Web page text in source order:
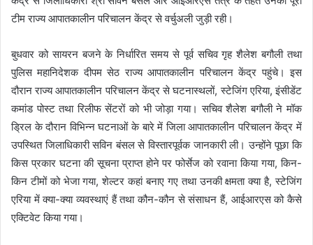
टीम राज्य आपातकालीन परिचालन केंद्र से वर्चुअली जुड़ी रही।
बुधवार को सायरन बजने के निर्धारित समय से पूर्व सचिव गृह शैलेश बगौली तथा
पुलिस महानिदेशक दीपम सेठ राज्य आपातकालीन परिचालन केंद्र पहुंचे। इस
दौरान राज्य आपातकालीन परिचालन केंद्र से घटनास्थलों, स्टेजिंग एरिया, इंसीडेंट
कमांड पोस्ट तथा रिलीफ सेंटरों को भी जोड़ा गया। सचिव शैलेश बगौली ने मॉक
ड्रिल के दौरान विभिन्न घटनाओं के बारे में जिला आपातकालीन परिचालन केंद्र में
उपस्थित जिलाधिकारी सविन बंसल से विस्तारपूर्वक जानकारी ली। उन्होंने पूछा कि
किस प्रकार घटना की सूचना प्राप्त होने पर फोर्सेज को रवाना किया गया, किन-
किन टीमों को भेजा गया, शेल्टर कहां बनाए गए तथा उनकी क्षमता क्या है, स्टेजिंग
एरिया में क्या-क्या व्यवस्थाएं हैं तथा कौन-कौन से संसाधन हैं, आईआरएस को कैसे
एक्टिवेट किया गया।